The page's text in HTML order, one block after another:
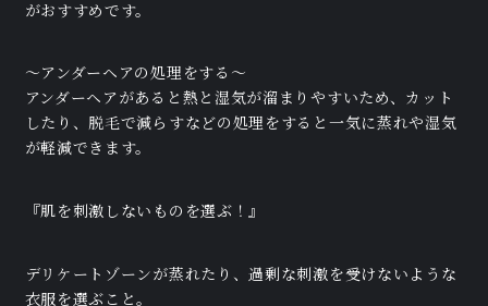
がおすすめです。
〜アンダーヘアの処理をする〜
アンダーヘアがあると熱と湿気が溜まりやすいため、カット
したり、脱毛で減らすなどの処理をすると一気に蒸れや湿気
が軽減できます。
『肌を刺激しないものを選ぶ！』
デリケートゾーンが蒸れたり、過剰な刺激を受けないような
衣服を選ぶこと。